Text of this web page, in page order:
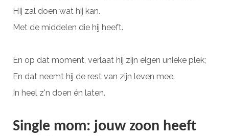
HIj zal doen wat hij kan.
Met de middelen die hij heeft.
En op dat moment, verlaat hij zijn eigen unieke plek;
En dat neemt hij de rest van zijn leven mee.
In heel z'n doen én laten.
Single mom: jouw zoon heeft